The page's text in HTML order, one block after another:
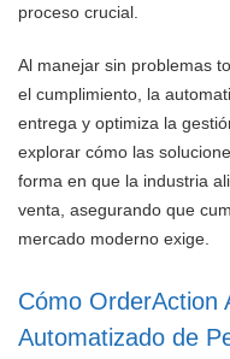
proceso crucial.
Al manejar sin problemas
el cumplimiento, la
entrega y optimiza la
explorar cómo las
forma en que la industria
venta, asegurando que
mercado moderno exige.
Cómo OrderAction
Automatizado de